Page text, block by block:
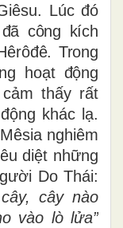
Lúc đó
công kích
Trong
hoạt động
thấy rất
khác lạ.
nghiêm
diệt những
Do Thái:
cây nào
vào lò lửa”